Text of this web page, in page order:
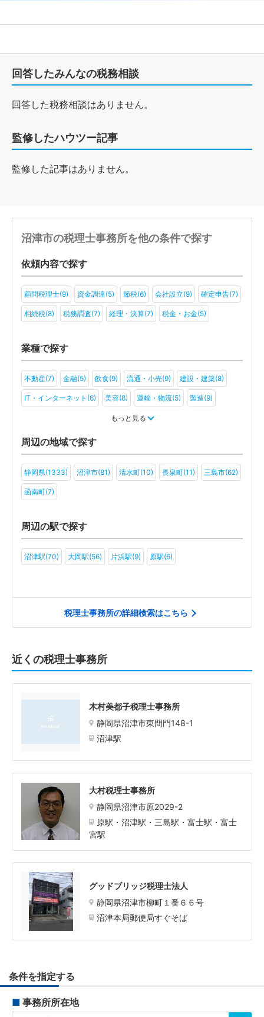
回答したみんなの税務相談
回答した税務相談はありません。
監修したハウツー記事
監修した記事はありません。
沼津市の税理士事務所を他の条件で探す
依頼内容で探す
顧問税理士(9) 資金調達(5) 節税(6) 会社設立(9) 確定申告(7)
相続税(8) 税務調査(7) 経理・決算(7) 税金・お金(5)
業種で探す
不動産(7) 金融(5) 飲食(9) 流通・小売(9) 建設・建築(8)
IT・インターネット(6) 美容(8) 運輸・物流(5) 製造(9)
旅行・ホテル(6)
アミューズメント・レジャー(4)
ＮＰＯ法人(4) 一般社団法人(2) その他(2)
もっと見る
周辺の地域で探す
静岡県(1333) 沼津市(81) 清水町(10) 長泉町(11) 三島市(62)
函南町(7)
周辺の駅で探す
沼津駅(70) 大岡駅(56) 片浜駅(9) 原駅(6)
税理士事務所の詳細検索はこちら
近くの税理士事務所
木村美都子税理士事務所
静岡県沼津市東間門148-1
沼津駅
大村税理士事務所
静岡県沼津市原2029-2
原駅・沼津駅・三島駅・富士駅・富士
宮駅
グッドブリッジ税理士法人
静岡県沼津市柳町１番６６号
沼津本局郵便局すぐそば
条件を指定する
■ 事務所所在地